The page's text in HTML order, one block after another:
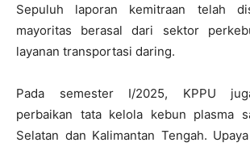
Sepuluh laporan kemitraan telah
mayoritas berasal dari sektor
layanan transportasi daring.
Pada semester I/2025, KPPU
perbaikan tata kelola kebun plasma
Selatan dan Kalimantan Tengah.